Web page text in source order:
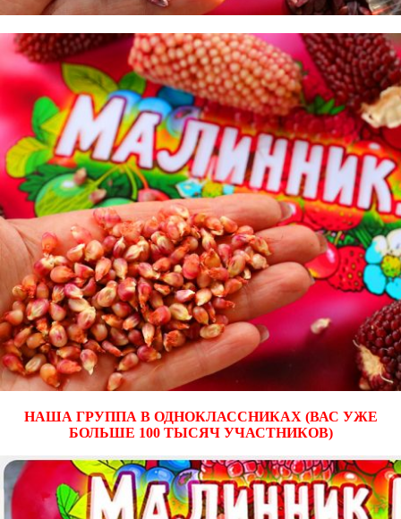
НАША ГРУППА В ОДНОКЛАССНИКАХ (ВАС УЖЕ
БОЛЬШЕ 100 ТЫСЯЧ УЧАСТНИКОВ)